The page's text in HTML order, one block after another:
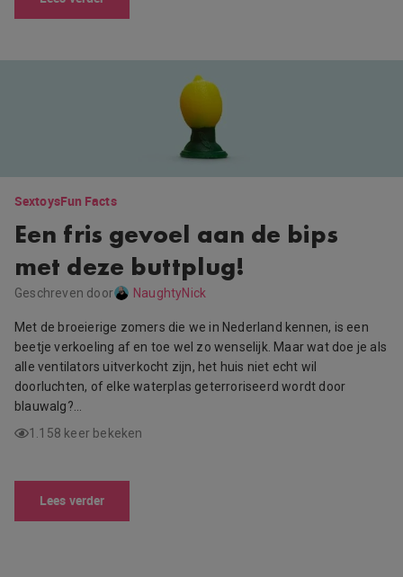
SextoysFun Facts
Een fris gevoel aan de bips
met deze buttplug!
Geschreven door NaughtyNick
Met de broeierige zomers die we in Nederland kennen, is een
beetje verkoeling af en toe wel zo wenselijk. Maar wat doe je als
alle ventilators uitverkocht zijn, het huis niet echt wil
doorluchten, of elke waterplas geterroriseerd wordt door
blauwalg?…
1.158 keer bekeken
Lees verder